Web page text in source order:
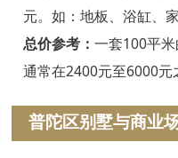
海盐白蚁防治
湖州白蚁防治
长兴白蚁防治
元。如：地板、浴缸、
总价参考： 一套100平
通常在2400元至6000元
普陀区别墅与商业